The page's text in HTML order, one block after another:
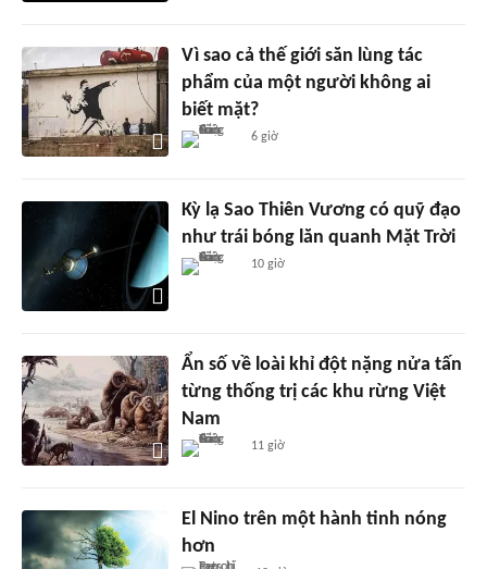
Vì sao cả thế giới săn lùng tác
phẩm của một người không ai
biết mặt?
6 giờ
Kỳ lạ Sao Thiên Vương có quỹ đạo
như trái bóng lăn quanh Mặt Trời
10 giờ
Ẩn số về loài khỉ đột nặng nửa tấn
từng thống trị các khu rừng Việt
Nam
11 giờ
El Nino trên một hành tinh nóng
hơn